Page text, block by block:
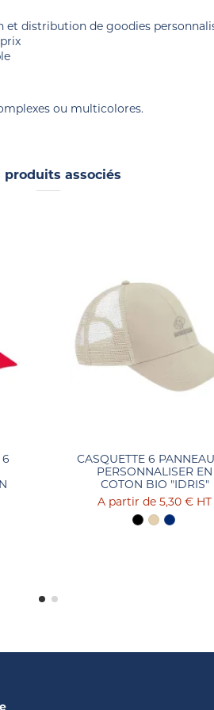
distribution de goodies
ou multicolores.
produits associés
6
CASQUETTE 6
PERSONNALISER EN
COTON BIO "IDRIS"
5,30 € HT